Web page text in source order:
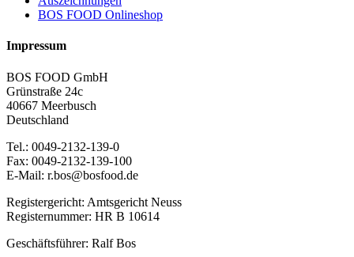
BOS FOOD Onlineshop
Impressum
BOS FOOD GmbH
Grünstraße 24c
40667 Meerbusch
Deutschland
Tel.: 0049-2132-139-0
Fax: 0049-2132-139-100
E-Mail: r.bos@bosfood.de
Registergericht: Amtsgericht Neuss
Registernummer: HR B 10614
Geschäftsführer: Ralf Bos